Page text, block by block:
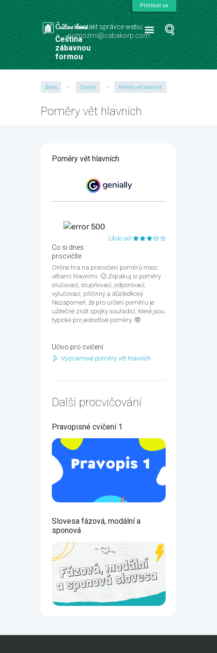
Přihlásit se
Kontakt správce webu:
pomozmi@cabakorp.com
Čeština doma
Čeština
zábavnou
formou
Domů Cvičení Poměry vět hlavních
Poměry vět hlavních
Poměry vět hlavních
Líbilo se?
Co si dnes
procvičíte
Online hra na procvičení poměrů mezi
větami hlavními. 🙂 Zopakuj si poměry
slučovací, stupňovací, odporovací,
vylučovací, příčinný a důsledkový.
Nezapomeň, že pro určení poměru je
užitečné znát spojky souřadicí, které jsou
typické pro jednotlivé poměry. 🤓
Učivo pro cvičení
Významové poměry vět hlavních
Další procvičování
Pravopisné cvičení 1
Slovesa fázová, modální a
sponová